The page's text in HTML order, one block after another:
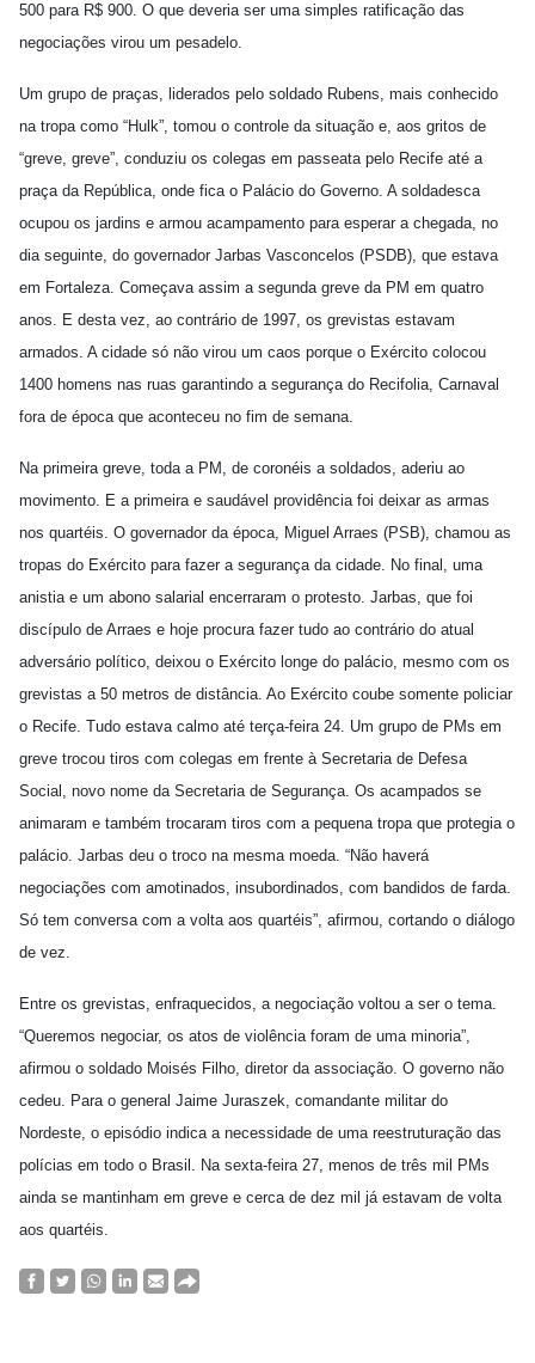
500 para R$ 900. O que deveria ser uma simples ratificação das
negociações virou um pesadelo.
Um grupo de praças, liderados pelo soldado Rubens, mais conhecido
na tropa como “Hulk”, tomou o controle da situação e, aos gritos de
“greve, greve”, conduziu os colegas em passeata pelo Recife até a
praça da República, onde fica o Palácio do Governo. A soldadesca
ocupou os jardins e armou acampamento para esperar a chegada, no
dia seguinte, do governador Jarbas Vasconcelos (PSDB), que estava
em Fortaleza. Começava assim a segunda greve da PM em quatro
anos. E desta vez, ao contrário de 1997, os grevistas estavam
armados. A cidade só não virou um caos porque o Exército colocou
1400 homens nas ruas garantindo a segurança do Recifolia, Carnaval
fora de época que aconteceu no fim de semana.
Na primeira greve, toda a PM, de coronéis a soldados, aderiu ao
movimento. E a primeira e saudável providência foi deixar as armas
nos quartéis. O governador da época, Miguel Arraes (PSB), chamou as
tropas do Exército para fazer a segurança da cidade. No final, uma
anistia e um abono salarial encerraram o protesto. Jarbas, que foi
discípulo de Arraes e hoje procura fazer tudo ao contrário do atual
adversário político, deixou o Exército longe do palácio, mesmo com os
grevistas a 50 metros de distância. Ao Exército coube somente policiar
o Recife. Tudo estava calmo até terça-feira 24. Um grupo de PMs em
greve trocou tiros com colegas em frente à Secretaria de Defesa
Social, novo nome da Secretaria de Segurança. Os acampados se
animaram e também trocaram tiros com a pequena tropa que protegia o
palácio. Jarbas deu o troco na mesma moeda. “Não haverá
negociações com amotinados, insubordinados, com bandidos de farda.
Só tem conversa com a volta aos quartéis”, afirmou, cortando o diálogo
de vez.
Entre os grevistas, enfraquecidos, a negociação voltou a ser o tema.
“Queremos negociar, os atos de violência foram de uma minoria”,
afirmou o soldado Moisés Filho, diretor da associação. O governo não
cedeu. Para o general Jaime Juraszek, comandante militar do
Nordeste, o episódio indica a necessidade de uma reestruturação das
polícias em todo o Brasil. Na sexta-feira 27, menos de três mil PMs
ainda se mantinham em greve e cerca de dez mil já estavam de volta
aos quartéis.